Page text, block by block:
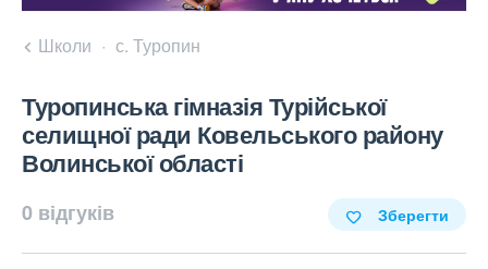
Школи с. Туропин
Туропинська гімназія Турійської
селищної ради Ковельського району
Волинської області
0 відгуків Зберегти